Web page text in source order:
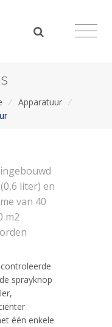
/ Apparatuur /
liter) en
van 40
m2
sprayknop
één enkele